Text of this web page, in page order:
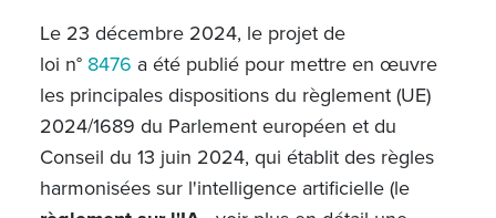
Le 23 décembre 2024, le projet de
loi n° 8476 a été publié pour mettre en œuvre
les principales dispositions du règlement (UE)
2024/1689 du Parlement européen et du
Conseil du 13 juin 2024, qui établit des règles
harmonisées sur l'intelligence artificielle (le